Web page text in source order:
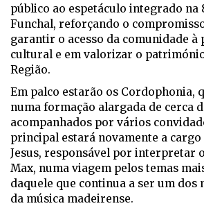
público ao espetáculo integrado na
Funchal, reforçando o
garantir o acesso da comunidade à
cultural e em valorizar o
Região.
Em palco estarão os Cordophonia,
numa formação alargada de cerca
acompanhados por vários
principal estará novamente a cargo
Jesus, responsável por interpretar
Max, numa viagem pelos temas
daquele que continua a ser um dos
da música madeirense.